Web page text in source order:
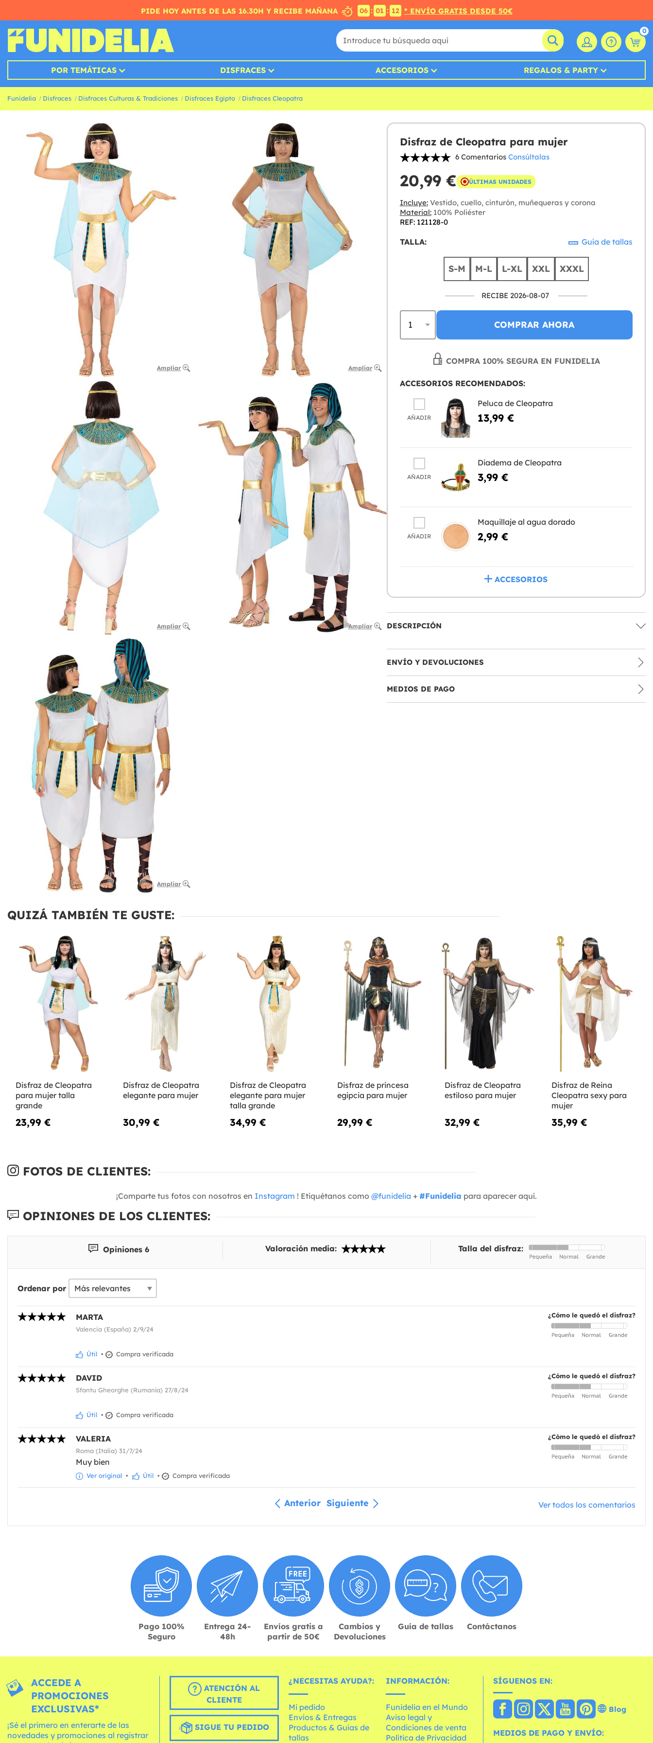
PIDE HOY ANTES DE LAS 16.30H Y RECIBE MAÑANA 06 : 01 : 10 * ENVÍO GRATIS DESDE 50€
0
POR TEMÁTICAS DISFRACES ACCESORIOS REGALOS & PARTY
Funidelia Disfraces Disfraces Culturas & Tradiciones Disfraces Egipto Disfraces Cleopatra
Ampliar Ampliar
Ampliar Ampliar
Ampliar
Disfraz de Cleopatra para mujer
6 Comentarios Consúltalas
20,99 € ÚLTIMAS UNIDADES
Incluye:Vestido, cuello, cinturón, muñequeras y corona
Material:100% Poliéster
REF: 121128-0
TALLA: Guía de tallas
S-M M-L L-XL XXL XXXL
RECIBE 2026-08-07
COMPRAR AHORA
COMPRA 100% SEGURA EN FUNIDELIA
ACCESORIOS RECOMENDADOS:
AÑADIR
Peluca de Cleopatra
13,99 €
AÑADIR
Diadema de Cleopatra
3,99 €
AÑADIR
Maquillaje al agua dorado
2,99 €
ACCESORIOS
DESCRIPCIÓN
ENVÍO Y DEVOLUCIONES
MEDIOS DE PAGO
QUIZÁ TAMBIÉN TE GUSTE:
Disfraz de Cleopatra
para mujer talla
grande
23,99 €
Disfraz de Cleopatra
elegante para mujer
30,99 €
Disfraz de Cleopatra
elegante para mujer
talla grande
34,99 €
Disfraz de princesa
egipcia para mujer
29,99 €
Disfraz de Cleopatra
estiloso para mujer
32,99 €
Disfraz de Reina
Cleopatra sexy para
mujer
35,99 €
FOTOS DE CLIENTES:
¡Comparte tus fotos con nosotros en Instagram ! Etiquétanos como @funidelia + #Funidelia para aparecer aquí.
OPINIONES DE LOS CLIENTES:
Opiniones 6 Valoración media: Talla del disfraz:
Ordenar por
¿Cómo le quedó el disfraz?
MARTA
Valencia (España) 2/9/24
Útil • Compra verificada
¿Cómo le quedó el disfraz?
DAVID
Sfantu Gheorghe (Rumanía) 27/8/24
Útil • Compra verificada
¿Cómo le quedó el disfraz?
VALERIA
Roma (Italia) 31/7/24
Muy bien
Ver original • Útil • Compra verificada
Anterior Siguiente Ver todos los comentarios
Pago 100%
Seguro
Entrega 24-
48h
Envíos gratis a
partir de 50€
Cambios y
Devoluciones
Guía de tallas Contáctanos
ACCEDE A
PROMOCIONES
EXCLUSIVAS*
¡Sé el primero en enterarte de las
novedades y promociones al registrar
ATENCIÓN AL
CLIENTE
SIGUE TU PEDIDO
¿NECESITAS AYUDA?:
Mi pedido
Envíos & Entregas
Productos & Guías de
tallas
INFORMACIÓN:
Funidelia en el Mundo
Aviso legal y
Condiciones de venta
Política de Privacidad
SÍGUENOS EN:
Blog
MEDIOS DE PAGO Y ENVÍO: